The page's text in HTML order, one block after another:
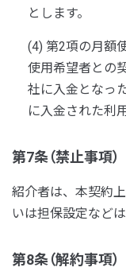
とします。
(4) 第2項の月額
使用希望者との
社に入金となっ
に入金された利
第7条（禁止事項）
紹介者は、本契約
いは担保設定など
第8条（解約事項）